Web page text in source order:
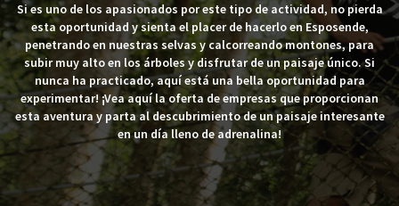
Si es uno de los apasionados por este tipo de actividad, no pierda
esta oportunidad y sienta el placer de hacerlo en Esposende,
penetrando en nuestras selvas y calcorreando montones, para
subir muy alto en los árboles y disfrutar de un paisaje único. Si
nunca ha practicado, aquí está una bella oportunidad para
experimentar! ¡Vea aquí la oferta de empresas que proporcionan
esta aventura y parta al descubrimiento de un paisaje interesante
en un día lleno de adrenalina!